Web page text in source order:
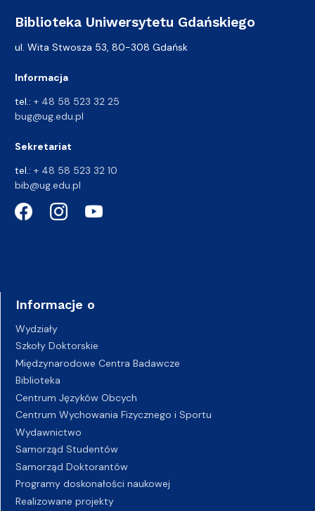
Biblioteka Uniwersytetu Gdańskiego
ul. Wita Stwosza 53, 80-308 Gdańsk
Informacja
tel.: + 48 58 523 32 25
bug@ug.edu.pl
Sekretariat
tel.: + 48 58 523 32 10
bib@ug.edu.pl
Informacje o
Wydziały
Szkoły Doktorskie
Międzynarodowe Centra Badawcze
Biblioteka
Centrum Języków Obcych
Centrum Wychowania Fizycznego i Sportu
Wydawnictwo
Samorząd Studentów
Samorząd Doktorantów
Programy doskonałości naukowej
Realizowane projekty